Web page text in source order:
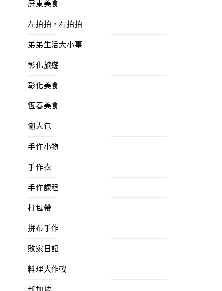
屏東美食
左拍拍，右拍拍
弟弟生活大小事
彰化旅遊
彰化美食
恆春美食
懶人包
手作小物
手作衣
手作課程
打包帶
拼布手作
敗家日記
料理大作戰